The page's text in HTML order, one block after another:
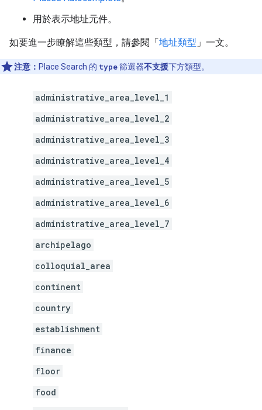
用於表示地址元件。
如要進一步瞭解這些類型，請參閱「地址類型 」一文。
注意： Place Search 的 type篩選器不支援下方類型。
administrative_area_level_1
administrative_area_level_2
administrative_area_level_3
administrative_area_level_4
administrative_area_level_5
administrative_area_level_6
administrative_area_level_7
archipelago
colloquial_area
continent
country
establishment
finance
floor
food